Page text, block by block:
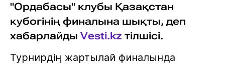
"Ордабасы" клубы Қазақстан
кубогінің финалына шықты, деп
хабарлайды Vesti.kz тілшісі.
Турнирдің жартылай финалында